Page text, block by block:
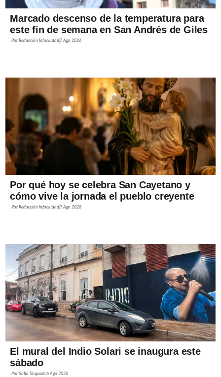
Marcado descenso de la temperatura para
este fin de semana en San Andrés de Giles
PorRedacción Infociudad 7 Ago 2026
Por qué hoy se celebra San Cayetano y
cómo vive la jornada el pueblo creyente
PorRedacción Infociudad 7 Ago 2026
El mural del Indio Solari se inaugura este
sábado
PorSofía Stupiello6 Ago 2026